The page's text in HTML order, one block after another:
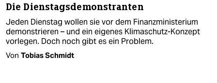
Die Dienstagsdemonstranten
Jeden Dienstag wollen sie vor dem Finanzministerium
demonstrieren – und ein eigenes Klimaschutz-Konzept
vorlegen. Doch noch gibt es ein Problem.
Von Tobias Schmidt